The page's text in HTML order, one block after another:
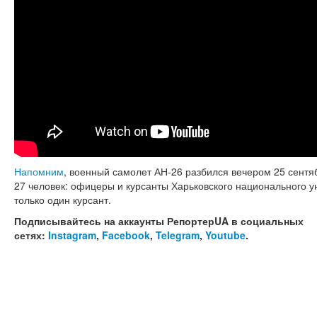
Напомним, военный самолет АН-26 разбился вечером 25
27 человек: офицеры и курсанты Харьковского национального
только один курсант.
Подписывайтесь на аккаунты РепортерUA в социальных
сетях: Instagram, Facebook, Telegram, Youtube.